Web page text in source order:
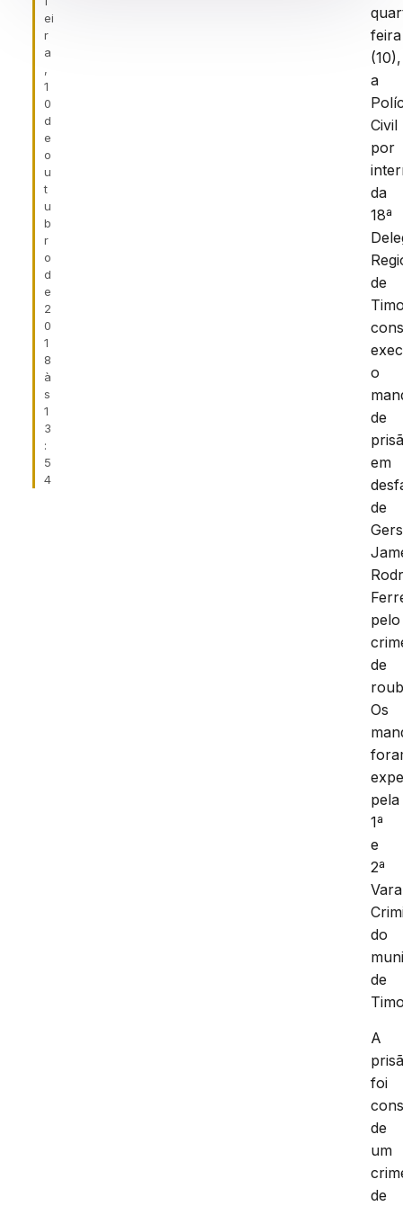
ei
r
a
,
1
0
d
e
o
u
t
u
b
r
o
d
e
2
0
1
8
à
s
1
3
:
5
4
feira
(10),
a
Civil
por
da
18ª
de
o
de
em
de
pelo
de
Os
pela
1ª
e
2ª
Vara
do
de
A
foi
de
um
de